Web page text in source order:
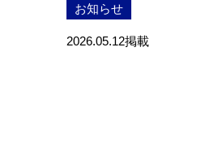
お知らせ
2026.05.12掲載